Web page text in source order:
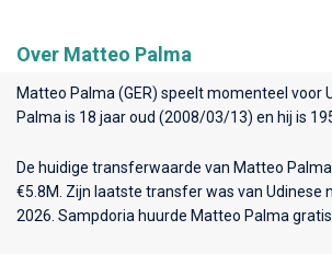
Over Matteo Palma
Matteo Palma (GER) speelt momenteel voor
Palma is 18 jaar oud (2008/03/13) en hij is
De huidige transferwaarde van Matteo
€5.8M. Zijn laatste transfer was van Udinese
2026. Sampdoria huurde Matteo Palma gratis